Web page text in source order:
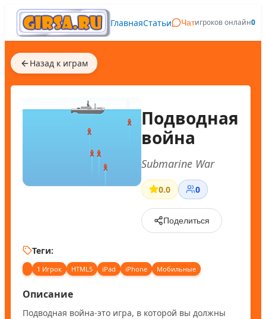
ГлавнаяСтатьи Чатигроков онлайн0
Назад к играм
Подводная
война
Submarine War
0.0 0
Поделиться
Теги:
1 Игрок HTML5 iPad iPhone Мобильные
Описание
Подводная война-это игра, в которой вы должны